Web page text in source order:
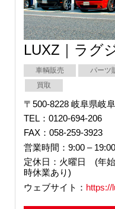
LUXZ｜ラグ
車輌販売 パーツ
買取
〒500-8228 岐阜県岐
TEL：0120-694-206
FAX：058-259-3923
営業時間：9:00 – 19:00
定休日：火曜日 (年
時休業あり)
ウェブサイト： https://